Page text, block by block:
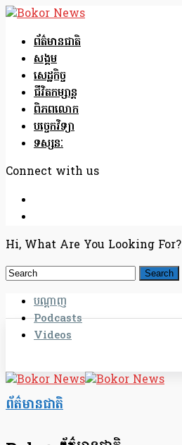
ព័ត៌មានជាតិ
សង្គម
សេដ្ឋកិច្ច
ជីវិតកម្សាន្ត
ពិភពលោក
បច្ចេកវិទ្យា
ទស្សនៈ
Connect with us
Hi, What Are You Looking For?
បណ្តាញ
Podcasts
Videos
ព័ត៌មានជាតិ